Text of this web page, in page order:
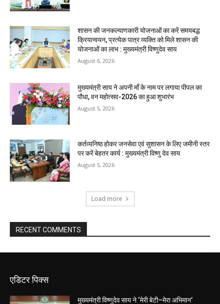
शासन की जनकल्याणकारी योजनाओं का करें समयबद्ध
क्रियान्वयन, प्रत्येक पात्र व्यक्ति को मिले शासन की
योजनाओं का लाभ : मुख्यमंत्री विष्णुदेव साय
August 6, 2026
मुख्यमंत्री साय ने अपनी माँ के नाम पर लगाया पीपल का
पौधा, वन महोत्सव-2026 का हुआ शुभारंभ
August 5, 2026
कर्तव्यनिष्ठ होकर जनसेवा एवं सुशासन के लिए जमीनी स्तर
पर करें बेहतर कार्य : मुख्यमंत्री विष्णु देव साय
August 5, 2026
Load more
RECENT COMMENTS
एडिटर पिक्स
मुख्यमंत्री विष्णुदेव साय ने ‘मेरी बेटी–मेरा अभिमान’